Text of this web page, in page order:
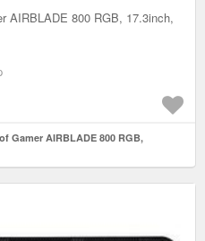
AIRBLADE 800 RGB, 17.3inch,
Gamer AIRBLADE 800 RGB,